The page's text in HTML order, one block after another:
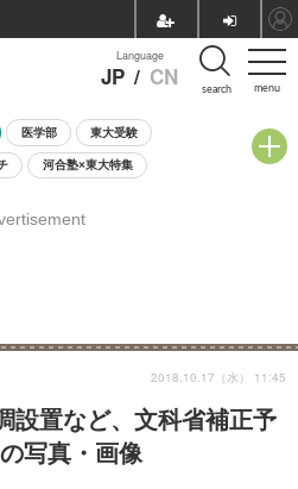
menu
Language
JP / CN search
医学部 東大受験
河合塾×東大特集
校説明会・相談会
設置など、文科省補正予
写真・画像
2018.10.17（水） 11:45